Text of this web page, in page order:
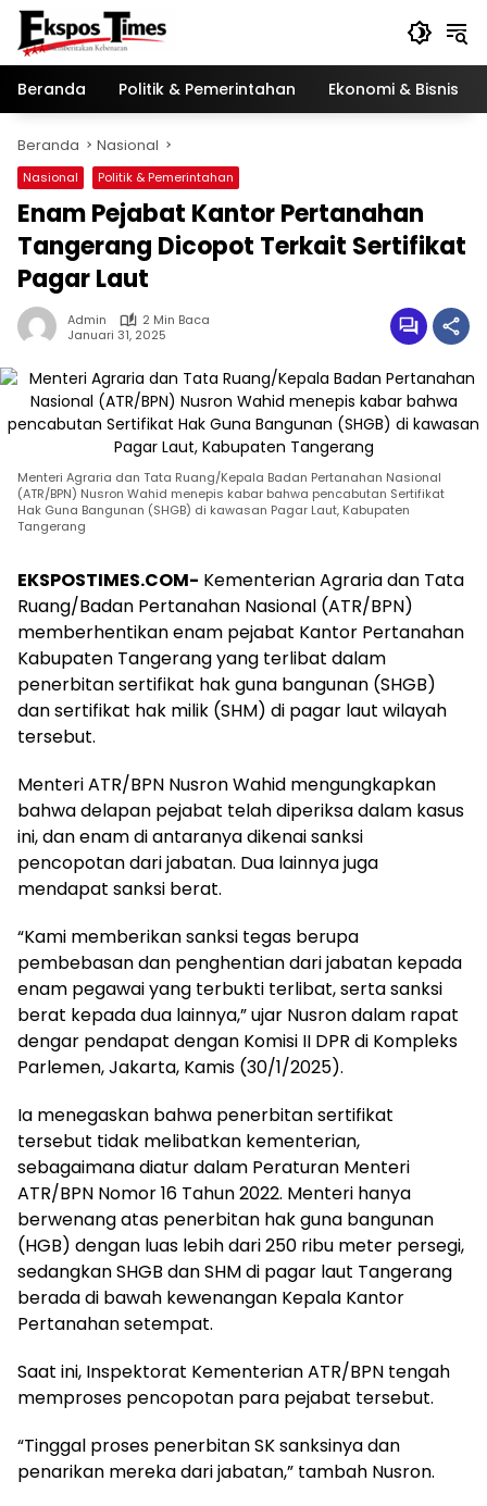
Langsung
konten
Beranda
Politik & Pemerintahan Ekonomi & Bisnis
Beranda Nasional
Nasional Politik & Pemerintahan
Enam Pejabat Kantor Pertanahan
Tangerang Dicopot Terkait Sertifikat
Pagar Laut
Admin
2 Min Baca
Januari 31, 2025
Menteri Agraria dan Tata Ruang/Kepala Badan Pertanahan Nasional
(ATR/BPN) Nusron Wahid menepis kabar bahwa pencabutan Sertifikat
Hak Guna Bangunan (SHGB) di kawasan Pagar Laut, Kabupaten
Tangerang
EKSPOSTIMES.COM- Kementerian Agraria dan Tata
Ruang/Badan Pertanahan Nasional (ATR/BPN)
memberhentikan enam pejabat Kantor Pertanahan
Kabupaten Tangerang yang terlibat dalam
penerbitan sertifikat hak guna bangunan (SHGB)
dan sertifikat hak milik (SHM) di pagar laut wilayah
tersebut.
Menteri ATR/BPN Nusron Wahid mengungkapkan
bahwa delapan pejabat telah diperiksa dalam kasus
ini, dan enam di antaranya dikenai sanksi
pencopotan dari jabatan. Dua lainnya juga
mendapat sanksi berat.
“Kami memberikan sanksi tegas berupa
pembebasan dan penghentian dari jabatan kepada
enam pegawai yang terbukti terlibat, serta sanksi
berat kepada dua lainnya,” ujar Nusron dalam rapat
dengar pendapat dengan Komisi II DPR di Kompleks
Parlemen, Jakarta, Kamis (30/1/2025).
Ia menegaskan bahwa penerbitan sertifikat
tersebut tidak melibatkan kementerian,
sebagaimana diatur dalam Peraturan Menteri
ATR/BPN Nomor 16 Tahun 2022. Menteri hanya
berwenang atas penerbitan hak guna bangunan
(HGB) dengan luas lebih dari 250 ribu meter persegi,
sedangkan SHGB dan SHM di pagar laut Tangerang
berada di bawah kewenangan Kepala Kantor
Pertanahan setempat.
Saat ini, Inspektorat Kementerian ATR/BPN tengah
memproses pencopotan para pejabat tersebut.
“Tinggal proses penerbitan SK sanksinya dan
penarikan mereka dari jabatan,” tambah Nusron.